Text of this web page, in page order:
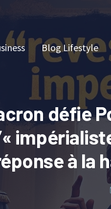
Blog Lifestyle
défie
à la